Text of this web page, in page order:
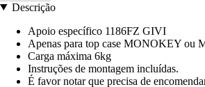
Descrição
Apoio específico 1186FZ GIVI
Apenas para top case MONOKEY
Carga máxima 6kg
Instruções de montagem incluídas.
É favor notar que precisa de